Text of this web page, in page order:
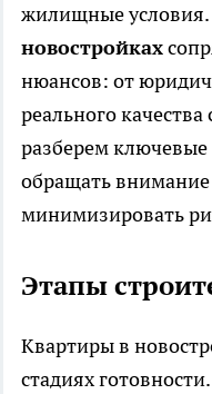
жилищные
новостройках
нюансов: от
реального качества
разберем
обращать
минимизировать
Этапы
Квартиры в
стадиях